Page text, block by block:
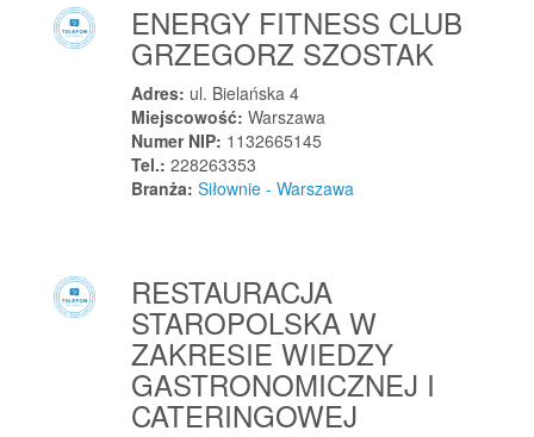
ENERGY FITNESS CLUB
GRZEGORZ SZOSTAK
Adres: ul. Bielańska 4
Miejscowość: Warszawa
Numer NIP: 1132665145
Tel.: 228263353
Branża: Siłownie - Warszawa
RESTAURACJA
STAROPOLSKA W
ZAKRESIE WIEDZY
GASTRONOMICZNEJ I
CATERINGOWEJ